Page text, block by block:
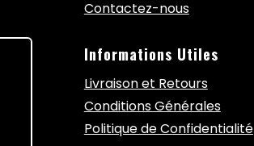
Contactez-nous
Informations Utiles
Livraison et Retours
Conditions Générales
Politique de Confidentialité